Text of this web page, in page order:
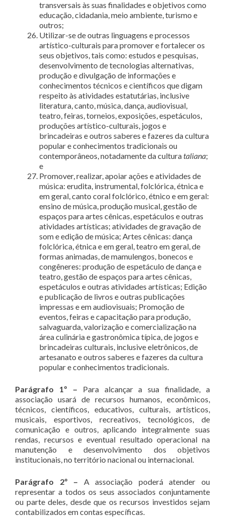
transversais às suas finalidades e objetivos como
educação, cidadania, meio ambiente, turismo e
outros;
Utilizar-se de outras linguagens e processos
artístico-culturais para promover e fortalecer os
seus objetivos, tais como: estudos e pesquisas,
desenvolvimento de tecnologias alternativas,
produção e divulgação de informações e
conhecimentos técnicos e científicos que digam
respeito às atividades estatutárias, inclusive
literatura, canto, música, dança, audiovisual,
teatro, feiras, torneios, exposições, espetáculos,
produções artístico-culturais, jogos e
brincadeiras e outros saberes e fazeres da cultura
popular e conhecimentos tradicionais ou
contemporâneos, notadamente da culturataliana;
e
Promover, realizar, apoiar ações e atividades de
música: erudita, instrumental, folclórica, étnica e
em geral, canto coral folclórico, étnico e em geral:
ensino de música, produção musical, gestão de
espaços para artes cênicas, espetáculos e outras
atividades artísticas; atividades de gravação de
som e edição de música; Artes cênicas: dança
folclórica, étnica e em geral, teatro em geral, de
formas animadas, de mamulengos, bonecos e
congêneres: produção de espetáculo de dança e
teatro, gestão de espaços para artes cênicas,
espetáculos e outras atividades artísticas; Edição
e publicação de livros e outras publicações
impressas e em audiovisuais; Promoção de
eventos, feiras e capacitação para produção,
salvaguarda, valorização e comercialização na
área culinária e gastronômica típica, de jogos e
brincadeiras culturais, inclusive eletrônicos, de
artesanato e outros saberes e fazeres da cultura
popular e conhecimentos tradicionais.
Parágrafo 1º – Para alcançar a sua finalidade, a
associação usará de recursos humanos, econômicos,
técnicos, científicos, educativos, culturais, artísticos,
musicais, esportivos, recreativos, tecnológicos, de
comunicação e outros, aplicando integralmente suas
rendas, recursos e eventual resultado operacional na
manutenção e desenvolvimento dos objetivos
institucionais, no território nacional ou internacional.
Parágrafo 2º – A associação poderá atender ou
representar a todos os seus associados conjuntamente
ou parte deles, desde que os recursos investidos sejam
contabilizados em contas específicas.